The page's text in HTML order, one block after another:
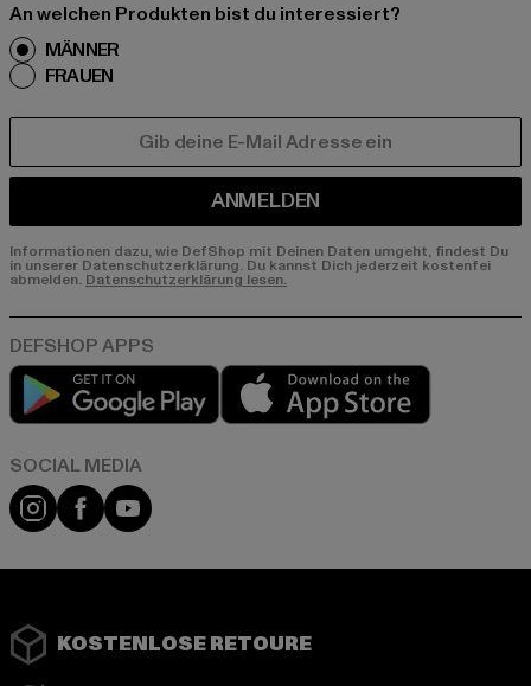
An welchen Produkten bist du interessiert?
MÄNNER
FRAUEN
ANMELDEN
Informationen dazu, wie DefShop mit Deinen Daten umgeht, findest Du
in unserer Datenschutzerklärung. Du kannst Dich jederzeit kostenfei
abmelden. Datenschutzerklärung lesen.
Play market
Instagram
FacebookYouTube
KOSTENLOSE RETOURE